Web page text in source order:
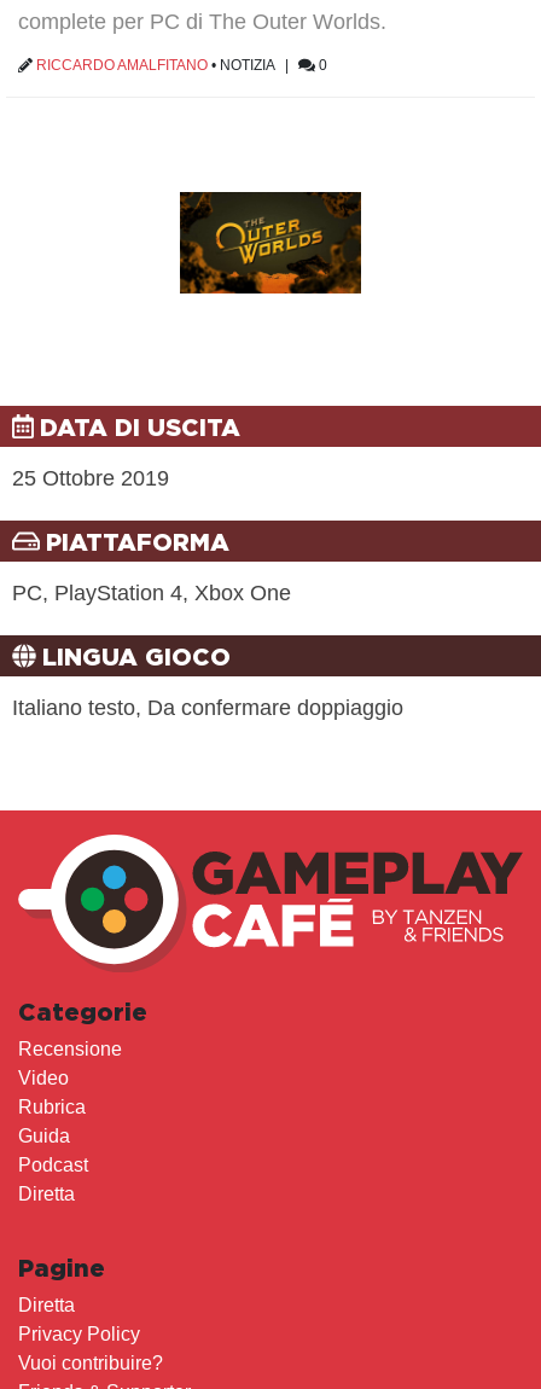
complete per PC di The Outer Worlds.
RICCARDO AMALFITANO • NOTIZIA| 0
DATA DI USCITA
25 Ottobre 2019
PIATTAFORMA
PC, PlayStation 4, Xbox One
LINGUA GIOCO
Italiano testo, Da confermare doppiaggio
Categorie
Recensione
Video
Rubrica
Guida
Podcast
Diretta
Pagine
Diretta
Privacy Policy
Vuoi contribuire?